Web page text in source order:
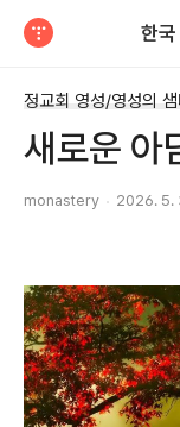
한
정교회 영성/영성의 샘
새로운 아
monastery 2026. 5.